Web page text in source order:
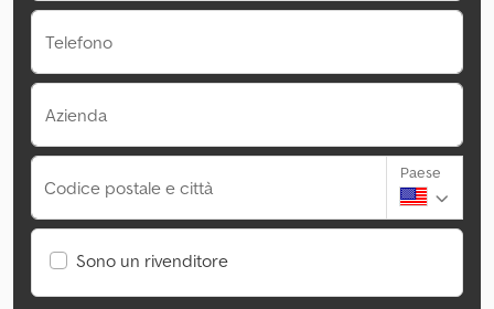
Telefono
Azienda
Codice postale e città
Paese
Sono un rivenditore